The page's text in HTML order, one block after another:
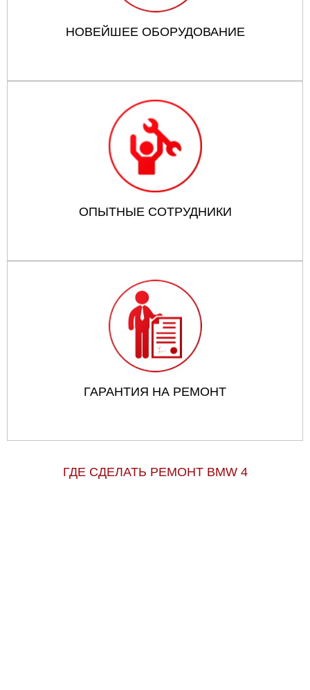
НОВЕЙШЕЕ ОБОРУДОВАНИЕ
ОПЫТНЫЕ СОТРУДНИКИ
ГАРАНТИЯ НА РЕМОНТ
ГДЕ СДЕЛАТЬ РЕМОНТ BMW 4